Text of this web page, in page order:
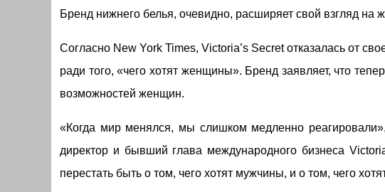
Бренд нижнего белья, очевидно, расширяет свой взгляд на
Согласно New York Times, Victoria’s Secret отказалась от
ради того, «чего хотят женщины». Бренд заявляет, что
возможностей женщин.
«Когда мир менялся, мы слишком медленно
директор и бывший глава международного бизнеса
перестать быть о том, чего хотят мужчины, и о том, чего